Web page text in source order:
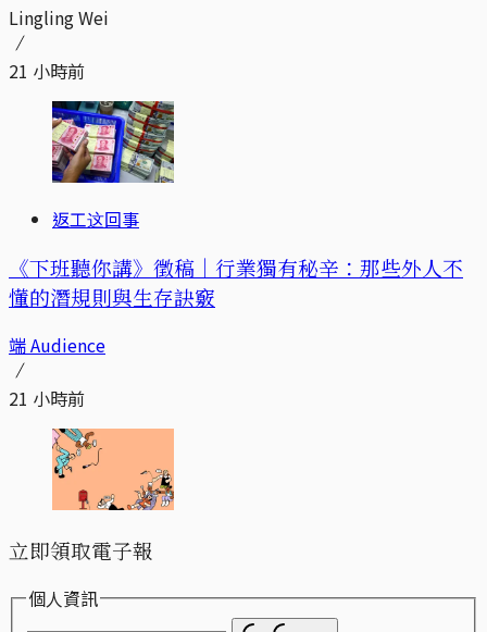
Lingling Wei
21 小時前
返工这回事
《下班聽你講》徵稿｜行業獨有秘辛：那些外人不
懂的潛規則與生存訣竅
端 Audience
21 小時前
立即領取電子報
個人資訊